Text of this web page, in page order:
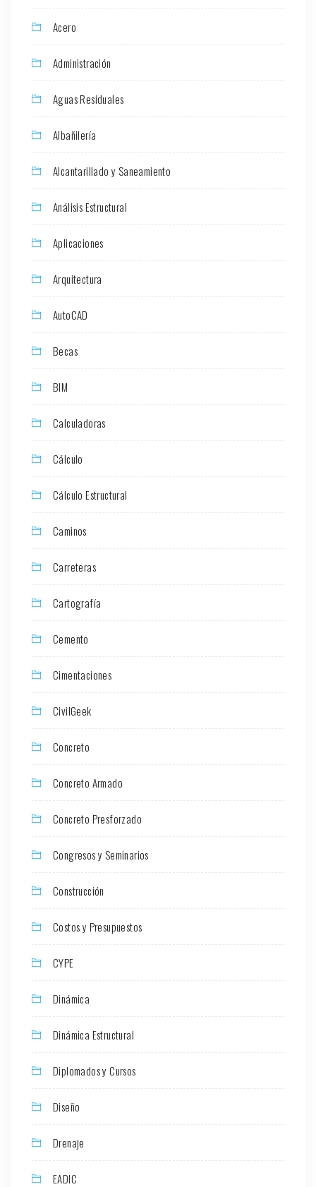
Acero
Administración
Aguas Residuales
Albañilería
Alcantarillado y Saneamiento
Análisis Estructural
Aplicaciones
Arquitectura
AutoCAD
Becas
BIM
Calculadoras
Cálculo
Cálculo Estructural
Caminos
Carreteras
Cartografía
Cemento
Cimentaciones
CivilGeek
Concreto
Concreto Armado
Concreto Presforzado
Congresos y Seminarios
Construcción
Costos y Presupuestos
CYPE
Dinámica
Dinámica Estructural
Diplomados y Cursos
Diseño
Drenaje
EADIC